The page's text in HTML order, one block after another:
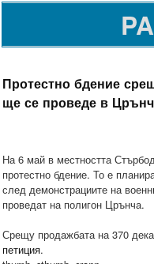
Протестно бдение
ще се проведе в
На 6 май в местността
протестно бдение. То е
след демонстрациите на
проведат на полигон Црънча.
Срещу продажбата на 370
петиция.